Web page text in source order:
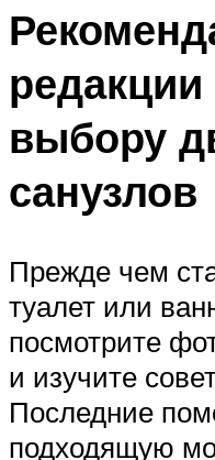
выбору
санузлов
Прежде чем
туалет или
посмотрите
и изучите
Последние
подходящую